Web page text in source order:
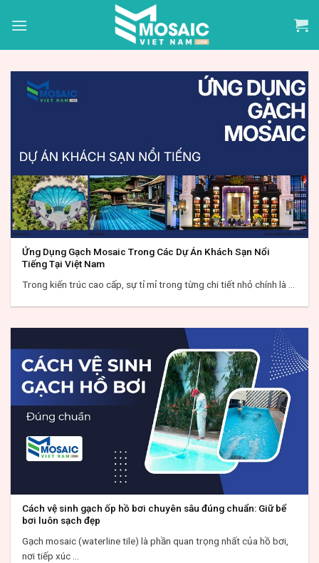
Ứng Dụng Gạch Mosaic Trong Các Dự Án Khách Sạn Nổi
Tiếng Tại Việt Nam
Trong kiến trúc cao cấp, sự tỉ mỉ trong từng chi tiết nhỏ chính là ...
Cách vệ sinh gạch ốp hồ bơi chuyên sâu đúng chuẩn: Giữ bể
bơi luôn sạch đẹp
Gạch mosaic (waterline tile) là phần quan trọng nhất của hồ bơi,
nơi tiếp xúc ...